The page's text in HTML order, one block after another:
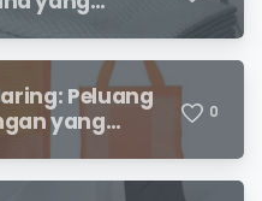
Pemula
Peluang
yang
0